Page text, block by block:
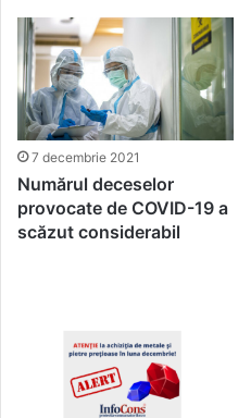
7 decembrie 2021
Numărul deceselor
provocate de COVID-19 a
scăzut considerabil